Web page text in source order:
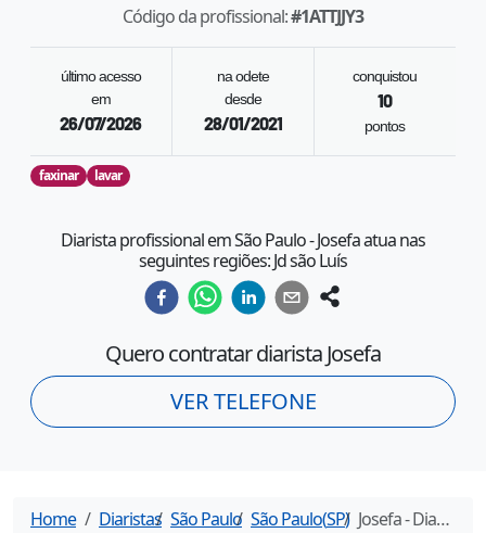
Código da profissional:#1ATTJJY3
último acesso
em
26/07/2026
na odete
desde
28/01/2021
conquistou
10
pontos
faxinar lavar
Diarista profissional em São Paulo - Josefa atua nas
seguintes regiões: Jd são Luís
Quero contratar diaristaJosefa
VER TELEFONE
Home Diaristas São Paulo São Paulo(SP) Josefa- Diarista em